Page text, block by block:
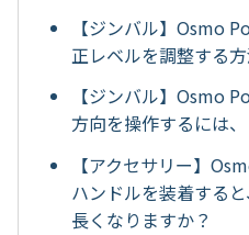
【ジンバル】Osmo
正レベルを調整する
【ジンバル】Osmo
方向を操作するには
【アクセサリー】
ハンドルを装着する
長くなりますか？